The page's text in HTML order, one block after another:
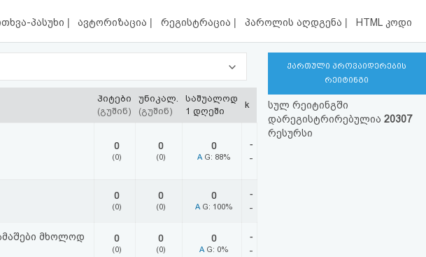
პასუხი | ავტორიზაცია | რეგისტრაცია | პაროლის აღდგენა | HTML კოდი
ჰიტები
(გუშინ)
უნიკალ.
(გუშინ)
საშუალოდ
1 დღეში
k
0
(0)
0
(0)
0
A G: 88%
-
-
0
(0)
0
(0)
0
A G: 100%
-
-
მხოლოდ
0
(0)
0
(0)
0
A G: 0%
-
-
ქართული პროვაიდერების
რეიტინგი
სულ რეიტინგში
დარეგისტრირებულია 20307
რესურსი